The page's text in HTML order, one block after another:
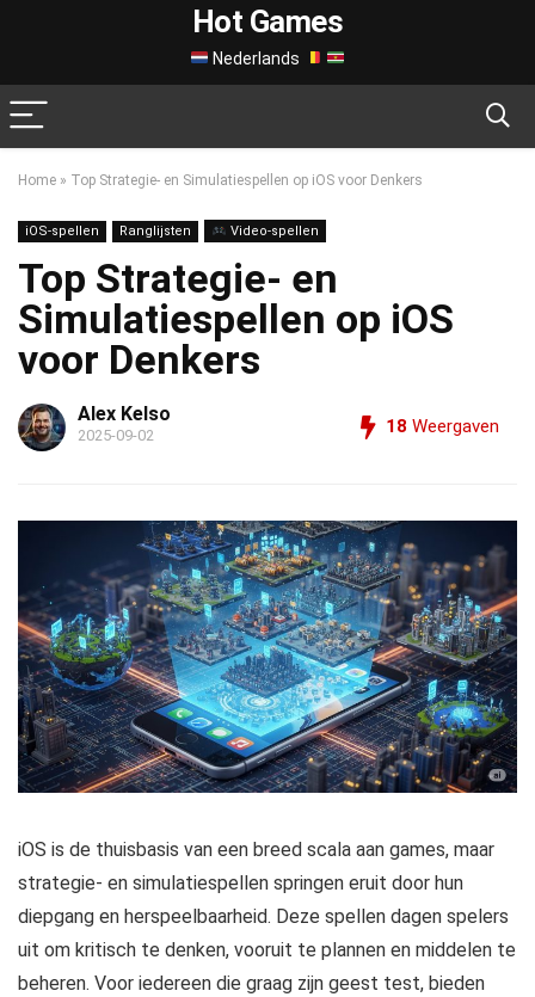
Hot Games
Nederlands
Home » Top Strategie- en Simulatiespellen op iOS voor Denkers
iOS-spellen Ranglijsten Video-spellen
Top Strategie- en
Simulatiespellen op iOS
voor Denkers
Alex Kelso
2025-09-02 18 Weergaven
iOS is de thuisbasis van een breed scala aan games, maar
strategie- en simulatiespellen springen eruit door hun
diepgang en herspeelbaarheid. Deze spellen dagen spelers
uit om kritisch te denken, vooruit te plannen en middelen te
beheren. Voor iedereen die graag zijn geest test, bieden